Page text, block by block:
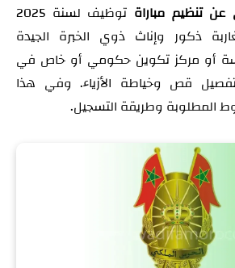
تنظيم مباراة
توظيف لسنة 2025
ذكور وإناث ذوي الخبرة الجيدة
أو مركز تكوين حكومي أو خاص في
قص وخياطة الأزياء. وفي هذا
المطلوبة وطريقة التسجيل.